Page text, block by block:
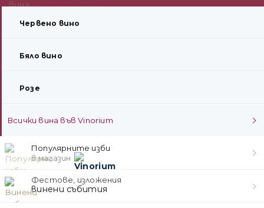
Червено вино
Бяло вино
Розе
Всички вина във Vinorium
Популярните изби
в магазин
Фестове, изложения
винени събития